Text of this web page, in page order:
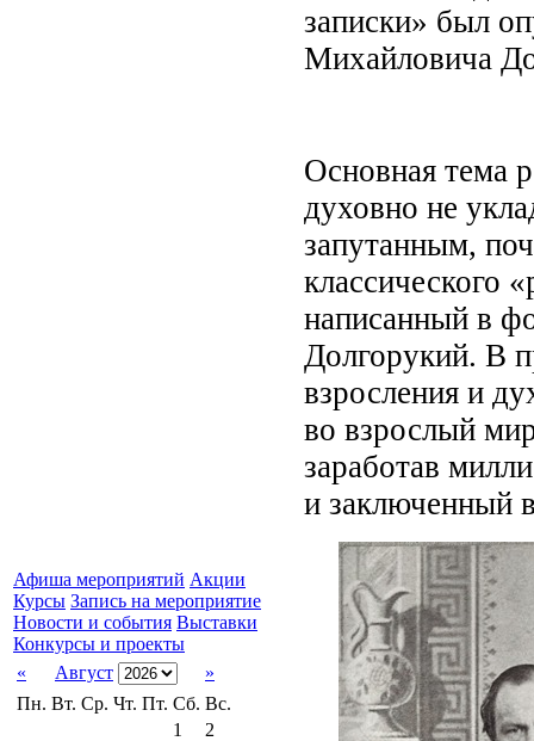
Афиша мероприятий Акции
Курсы Запись на мероприятие
Новости и события Выставки
Конкурсы и проекты
«
Август
»
Пн. Вт. Ср. Чт. Пт. Сб. Вс.
1
2
записки» был
Михайловича
Основная тема
духовно не
запутанным,
классического
написанный в
Долгорукий. В
взросления и
во взрослый
заработав
и заключенный